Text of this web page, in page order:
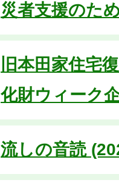
災者支援のた
旧本田家住宅
化財ウィーク
流しの音読